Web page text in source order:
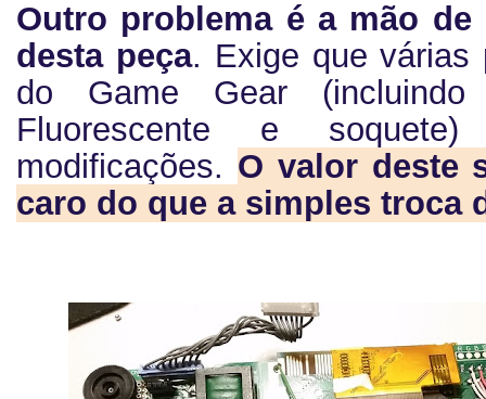
Outro problema é a mão
desta peça. Exige que várias
do Game Gear
Fluorescente e
modificações. O valor deste
caro do que a simples troca